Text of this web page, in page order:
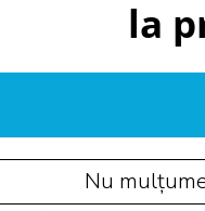
la
Nu